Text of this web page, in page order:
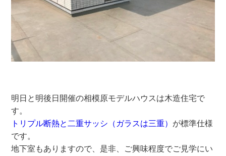
明日と明後日開催の相模原モデルハウスは木造住宅で
す。
トリプル断熱と二重サッシ（ガラスは三重） が標準仕様
です。
地下室もありますので、是非、ご興味程度でご見学にい